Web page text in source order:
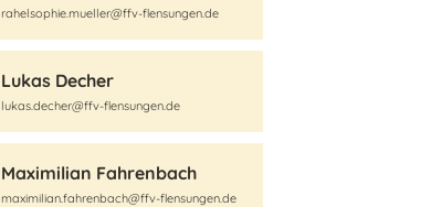
rahelsophie.mueller@ffv-flensungen.de
Lukas Decher
lukas.decher@ffv-flensungen.de
Maximilian Fahrenbach
maximilian.fahrenbach@ffv-flensungen.de